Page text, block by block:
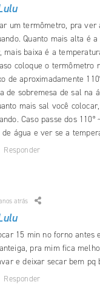
um termômetro, pra ver
Quanto mais alta é a
mais baixa é a
coloque o termômetro
de aproximadamente
de sobremesa de sal na
mais sal você
Caso passe dos 110°
água e ver se a
Responder
atrás
15 min no forno antes
pra mim fica
e deixar secar bem pq
Responder